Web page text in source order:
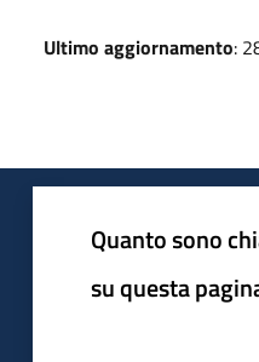
Ultimo aggiornamento:
Quanto sono
su questa